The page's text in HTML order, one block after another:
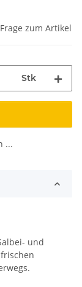
Frage zum Artikel
Stk
...
und